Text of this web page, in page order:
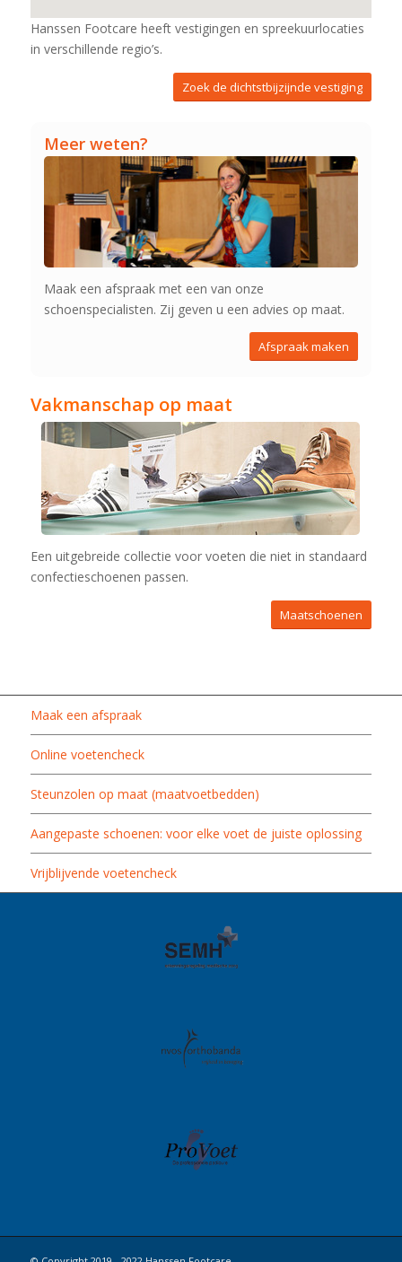
Hanssen Footcare heeft vestigingen en spreekuurlocaties
in verschillende regio’s.
Zoek de dichtstbijzijnde vestiging
Meer weten?
Maak een afspraak met een van onze
schoenspecialisten. Zij geven u een advies op maat.
Afspraak maken
Vakmanschap op maat
Een uitgebreide collectie voor voeten die niet in standaard
confectieschoenen passen.
Maatschoenen
Maak een afspraak
Online voetencheck
Steunzolen op maat (maatvoetbedden)
Aangepaste schoenen: voor elke voet de juiste oplossing
Vrijblijvende voetencheck